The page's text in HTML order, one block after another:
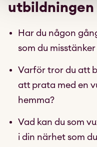
utbildningen
Har du någon
som du
Varför tror du att
att prata med en
hemma?
Vad kan du som
i din närhet som